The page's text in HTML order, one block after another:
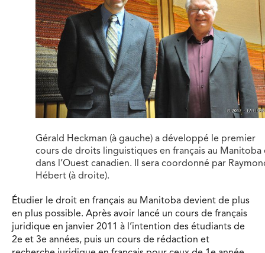
Gérald Heckman (à gauche) a développé le premier
cours de droits linguistiques en français au Manitoba
dans l’Ouest canadien. Il sera coordonné par
Hébert (à droite).
Étudier le droit en français au Manitoba devient de plus
en plus possible. Après avoir lancé un cours de français
juridique en janvier 2011 à l’intention des étudiants de
2e et 3e années, puis un cours de rédaction et